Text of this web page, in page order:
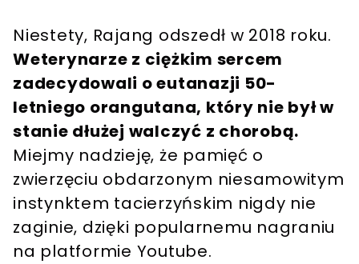
Niestety, Rajang odszedł w 2018 roku.
Weterynarze z ciężkim sercem
zadecydowali o eutanazji 50-
letniego orangutana, który nie był w
stanie dłużej walczyć z chorobą.
Miejmy nadzieję, że pamięć o
zwierzęciu obdarzonym niesamowitym
instynktem tacierzyńskim nigdy nie
zaginie, dzięki popularnemu nagraniu
na platformie Youtube.